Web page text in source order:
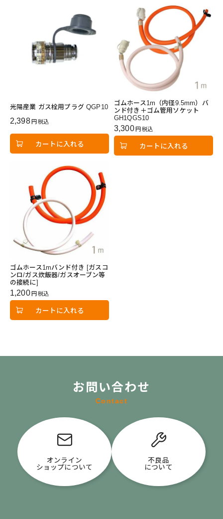
光陽産業 ガス栓用プラグ QGP10
2,398 税込
カートに入れる
ゴムホース1m（内径9.5mm）バ
ンド付き＋ゴム管用ソケット
GH1QGS10
3,300 税込
カートに入れる
ゴムホース1mバンド付き [ガスコ
ンロ/ガス炊飯器/ガスオーブン等
の接続に]
1,200 税込
カートに入れる
お問い合わせ
Contact
オンライン
ショップについて
不良品
について